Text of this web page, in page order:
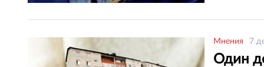
Мнения 7
Один